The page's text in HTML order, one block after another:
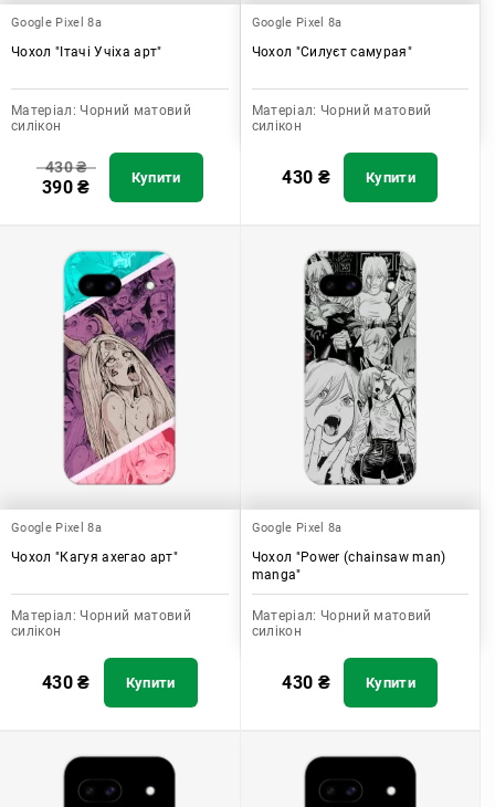
Google Pixel 8a
Чохол "Ітачі Учіха арт"
Матеріал: Чорний матовий
силікон
430₴
390₴ Купити
Google Pixel 8a
Чохол "Силуєт самурая"
Матеріал: Чорний матовий
силікон
430 ₴ Купити
Google Pixel 8a
Чохол "Кагуя ахегао арт"
Матеріал: Чорний матовий
силікон
430₴ Купити
Google Pixel 8a
Чохол "Power (chainsaw man)
manga"
Матеріал: Чорний матовий
силікон
430 ₴ Купити